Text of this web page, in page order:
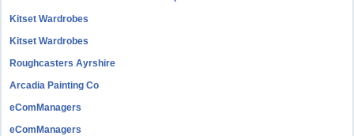
Kitset Wardrobes
Kitset Wardrobes
Roughcasters Ayrshire
Arcadia Painting Co
eComManagers
eComManagers